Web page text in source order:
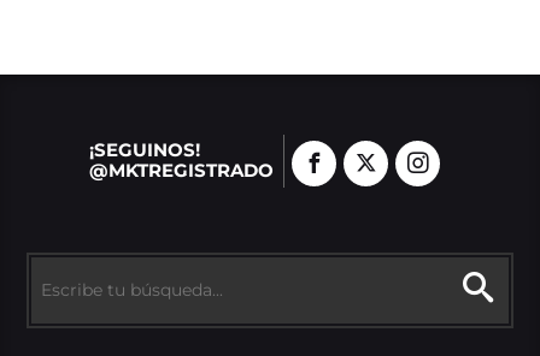
¡SEGUINOS!
@MKTREGISTRADO